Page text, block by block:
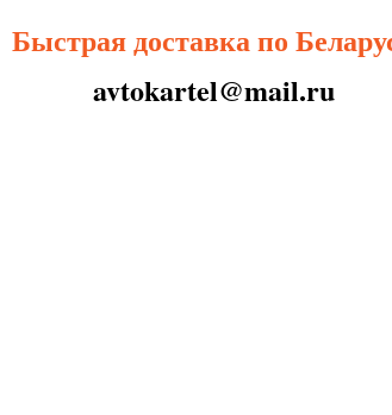
Быстрая доставка по
avtokartel@mail.ru